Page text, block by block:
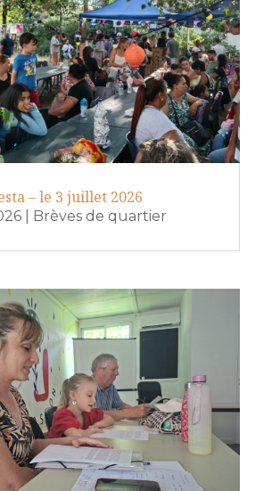
– le 3 juillet 2026
| Brèves de quartier